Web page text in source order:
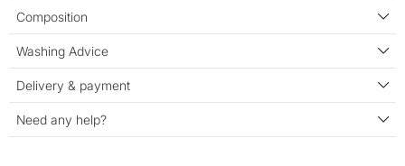
Composition
Washing Advice
Delivery & payment
Need any help?